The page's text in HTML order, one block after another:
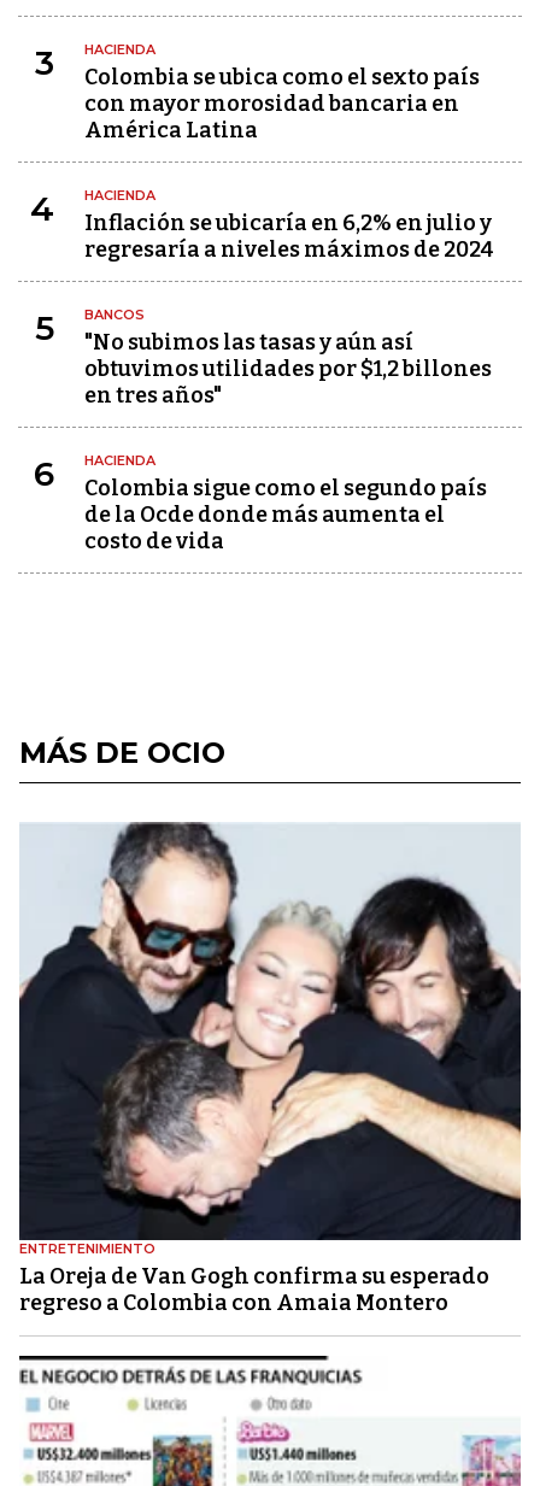
3 HACIENDA
Colombia se ubica como el sexto país
con mayor morosidad bancaria en
América Latina
4 HACIENDA
Inflación se ubicaría en 6,2% en julio y
regresaría a niveles máximos de 2024
5 BANCOS
"No subimos las tasas y aún así
obtuvimos utilidades por $1,2 billones
en tres años"
6 HACIENDA
Colombia sigue como el segundo país
de la Ocde donde más aumenta el
costo de vida
MÁS DE OCIO
ENTRETENIMIENTO
La Oreja de Van Gogh confirma su esperado
regreso a Colombia con Amaia Montero